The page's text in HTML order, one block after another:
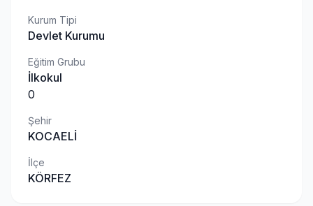
Kurum Tipi
Devlet Kurumu
Eğitim Grubu
İlkokul
0
Şehir
KOCAELİ
İlçe
KÖRFEZ